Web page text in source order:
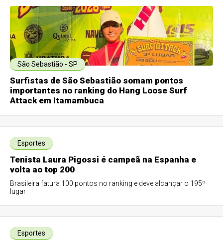
São Sebastião - SP
Surfistas de São Sebastião somam pontos
importantes no ranking do Hang Loose Surf
Attack em Itamambuca
Esportes
Tenista Laura Pigossi é campeã na Espanha e
volta ao top 200
Brasileira fatura 100 pontos no ranking e deve alcançar o 195º
lugar
Esportes